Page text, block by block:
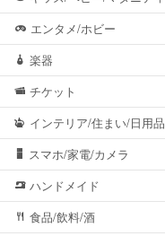
エンタメ/ホビー
楽器
チケット
インテリア/住まい/日用品
スマホ/家電/カメラ
ハンドメイド
食品/飲料/酒